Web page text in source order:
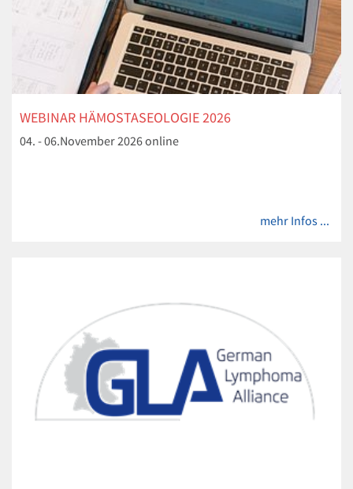
WEBINAR HÄMOSTASEOLOGIE 2026
04. - 06.November 2026 online
mehr Infos ...